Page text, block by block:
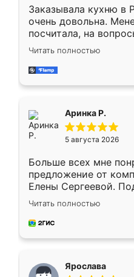
Заказывала кухню в
очень довольна.
посчитала, на
Замерщик приехал в
делу со всей
за день, ребята
Читать полностью
Аринка Р.
5 августа 2026
Больше всех мне
предложение от
Елены Сергеевой.
короткие сроки
для замера
предложил по моему
Читать полностью
Ярослава